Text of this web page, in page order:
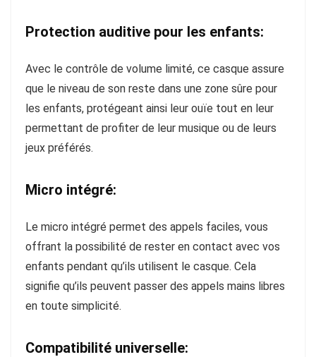
Protection auditive pour les enfants:
Avec le contrôle de volume limité, ce casque assure
que le niveau de son reste dans une zone sûre pour
les enfants, protégeant ainsi leur ouïe tout en leur
permettant de profiter de leur musique ou de leurs
jeux préférés.
Micro intégré:
Le micro intégré permet des appels faciles, vous
offrant la possibilité de rester en contact avec vos
enfants pendant qu’ils utilisent le casque. Cela
signifie qu’ils peuvent passer des appels mains libres
en toute simplicité.
Compatibilité universelle: